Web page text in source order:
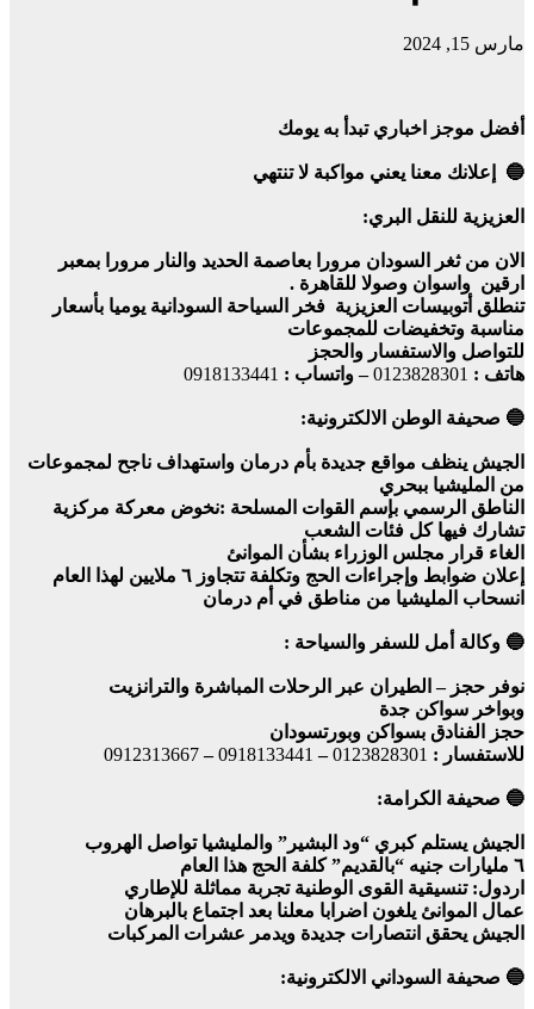
مارس 15, 2024
أفضل موجز اخباري تبدأ به يومك
🔵 إعلانك معنا يعني مواكبة لا تنتهي
العزيزية للنقل البري:
الان من ثغر السودان مرورا بعاصمة الحديد والنار مرورا بمعبر
ارقين واسوان وصولا للقاهرة .
تنطلق أتوبيسات العزيزية فخر السياحة السودانية يوميا بأسعار
مناسبة وتخفيضات للمجموعات
للتواصل والاستفسار والحجز
هاتف : 0123828301– واتساب : 0918133441
🔵 صحيفة الوطن الالكترونية:
الجيش ينظف مواقع جديدة بأم درمان واستهداف ناجح لمجموعات
من المليشيا ببحري
الناطق الرسمي بإسم القوات المسلحة :نخوض معركة مركزية
تشارك فيها كل فئات الشعب
الغاء قرار مجلس الوزراء بشأن الموانئ
إعلان ضوابط وإجراءات الحج وتكلفة تتجاوز ٦ ملايين لهذا العام
انسحاب المليشيا من مناطق في أم درمان
🔵 وكالة أمل للسفر والسياحة :
نوفر حجز – الطيران عبر الرحلات المباشرة والترانزيت
وبواخر سواكن جدة
حجز الفنادق بسواكن وبورتسودان
للاستفسار : 0123828301
–
0918133441
–
0912313667
🔵 صحيفة الكرامة:
الجيش يستلم كبري “ود البشير” والمليشيا تواصل الهروب
٦ مليارات جنيه “بالقديم” كلفة الحج هذا العام
اردول: تنسيقية القوى الوطنية تجربة مماثلة للإطاري
عمال الموانئ يلغون اضرابا معلنا بعد اجتماع بالبرهان
الجيش يحقق انتصارات جديدة ويدمر عشرات المركبات
🔵 صحيفة السوداني الالكترونية: